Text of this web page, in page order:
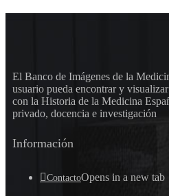
El Banco de Imágenes de la
usuario pueda encontrar y
con la Historia de la Medicina
privado, docencia e investigación
Información
ContactoOpens in a new tab